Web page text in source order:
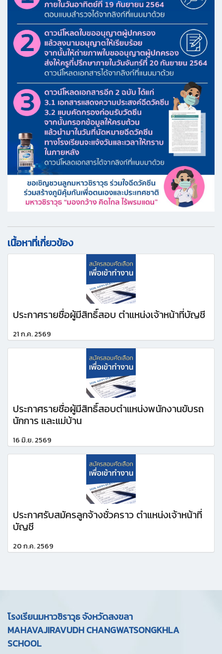
เนื้อหาที่เกี่ยวข้อง
ประกาศรายชื่อผู้มีสิทธิ์สอบ ตำแหน่งเจ้าหน้าที่บัญชี
21 ก.ค. 2569
ประกาศรายชื่อผู้มีสิทธิ์สอบตำแหน่งพนักงานขับรถ
นักการ และแม่บ้าน
16 มิ.ย. 2569
ประกาศรับสมัครลูกจ้างชั่วคราว ตำแหน่งเจ้าหน้าที่
บัญชี
20 ก.ค. 2569
โรงเรียนมหาวชิราวุธ จังหวัดสงขลา
MAHAVAJIRAVUDH CHANGWATSONGKHLA
SCHOOL